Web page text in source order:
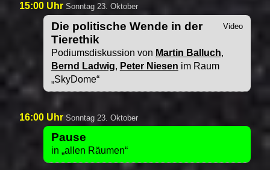
15:00 Uhr Sonntag 23. Oktober
Die politische Wende in der
Tierethik
Podiumsdiskussion von Martin Balluch,
Bernd Ladwig, Peter Niesen im Raum
SkyDome
16:00 Uhr Sonntag 23. Oktober
Pause
in allen Räumen